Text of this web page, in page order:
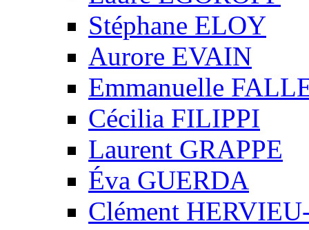
Stéphane ELOY
Aurore EVAIN
Emmanuelle
Cécilia FILIPPI
Laurent GRAPPE
Éva GUERDA
Clément